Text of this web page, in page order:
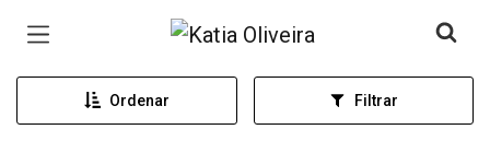
Página inicial
Ordenar Filtrar